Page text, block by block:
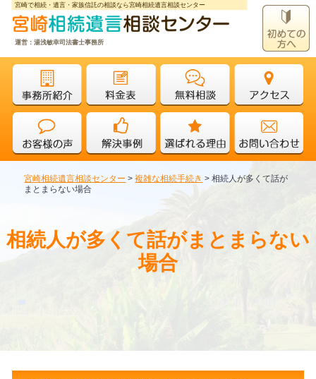
宮崎で相続・遺言・家族信託の相談なら宮崎相続遺言相談センター
運営：湯浅敏幸司法書士事務所
宮崎相続遺言相談センター >複雑な相続手続き >相続人が多くて話が
まとまらない場合
相続人が多くて話がまとまらない
場合